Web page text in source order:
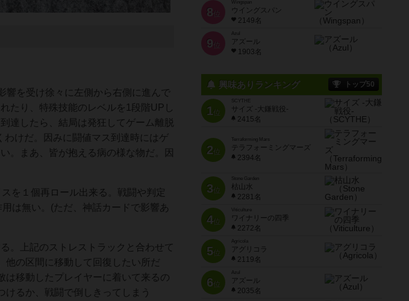
響を受け徐々に左側から右側に進んで
たり、特殊技能のレベルを1段階UPし
達したら、結局は発狂してゲーム離脱
けだ。因みに闘値マス到達時にはゲ
。まあ、皆が抱える病の様な物だ。因
を１個再ロール出来る。戦闘や判定
は無い。(ただ、神話カードで影響あ
。上記のストレストラックと合わせて
他の区間に移動して回復したい所だ
は移動したプレイヤーに着いて来るの
るか、戦闘で倒しきってしまう
8 位
Wingspan
ウイングスパン
2149名
9 位
Azul
アズール
1903名
興味ありランキング トップ50
1位
SCYTHE
サイズ -大鎌戦役-
2415名
2位
Terraforming Mars
テラフォーミングマーズ
2394名
3位
Stone Garden
枯山水
2281名
4位
Viticulture
ワイナリーの四季
2272名
5位
Agricola
アグリコラ
2119名
6位
Azul
アズール
2035名